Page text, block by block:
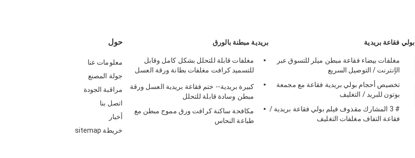
حول
معلومات عنا
جولة المصنع
مراقبة الجودة
اتصل بنا
أخبار
خريطة sitemap
بريدية مبطنة بالورق
مغلفات قابلة للتحلل بشكل كامل وقابل
للتسميد كرافت مغلفات بطانة ورقة العسل
كبيرة بريدية-- ختم فقاعة بريدية العسل ورقة
مبطن وسادة قابلة للتحلل
مكافحة ساكنة كرافت ورق مموج مبطن مع
طباعة النحاس
بولي فقاعة بريدية
مغلفات بيضاء فقاعة مبطن ميلر للتسوق عبر
الإنترنت / التوصيل السريع
تخصيص أحجام بولي بريدية فقاعة مع مجمعة
بوتون للبريد / التغليف
# 3 المشارك مقذوف فيلم بولي فقاعة بريدية /
فقاعة التفاف مغلفات التغليف